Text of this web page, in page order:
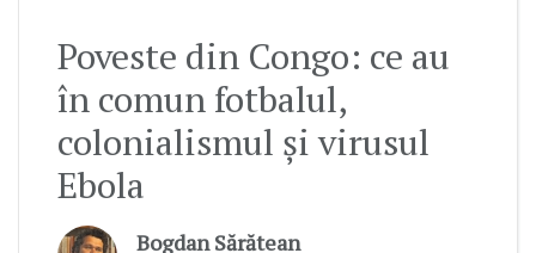
Poveste din Congo: ce au
în comun fotbalul,
colonialismul și virusul
Ebola
Bogdan Sărătean